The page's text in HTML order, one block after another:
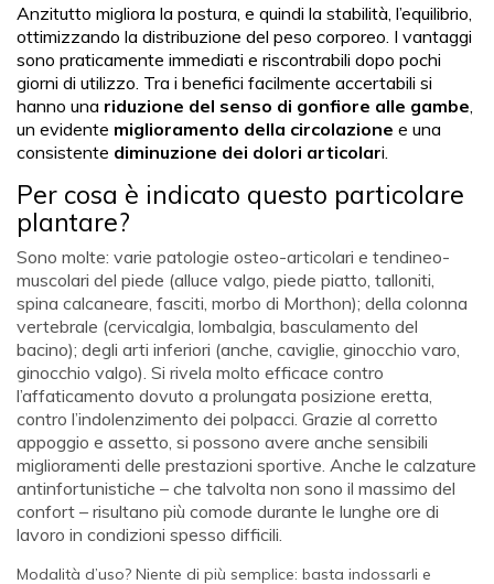
Anzitutto migliora la postura, e quindi la stabilità, l’equilibrio,
ottimizzando la distribuzione del peso corporeo. I vantaggi
sono praticamente immediati e riscontrabili dopo pochi
giorni di utilizzo. Tra i benefici facilmente accertabili si
hanno una riduzione del senso di gonfiore alle gambe
un evidente miglioramento della circolazione e una
consistente diminuzione dei dolori articolari.
Per cosa è indicato questo particolare
plantare?
Sono molte: varie patologie osteo-articolari e tendineo-
muscolari del piede (alluce valgo, piede piatto, talloniti,
spina calcaneare, fasciti, morbo di Morthon); della colonna
vertebrale (cervicalgia, lombalgia, basculamento del
bacino); degli arti inferiori (anche, caviglie, ginocchio varo,
ginocchio valgo). Si rivela molto efficace contro
l’affaticamento dovuto a prolungata posizione eretta,
contro l’indolenzimento dei polpacci. Grazie al corretto
appoggio e assetto, si possono avere anche sensibili
miglioramenti delle prestazioni sportive. Anche le calzature
antinfortunistiche – che talvolta non sono il massimo del
confort – risultano più comode durante le lunghe ore di
lavoro in condizioni spesso difficili.
Modalità d’uso? Niente di più semplice: basta indossarli e